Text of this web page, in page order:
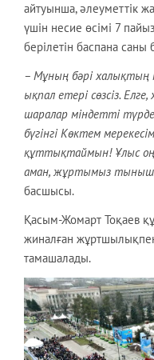
айтуынша, әлеуметтік
үшін несие өсімі 7
берілетін баспана
– Мұның бәрі халықтың
ықпал етері сөзсіз.
шаралар міндетті
бүгінгі Көктем
құттықтаймын! Ұлыс оң
аман, жұртымыз тыныш
басшысы.
Қасым-Жомарт Тоқаев
жиналған
тамашалады.